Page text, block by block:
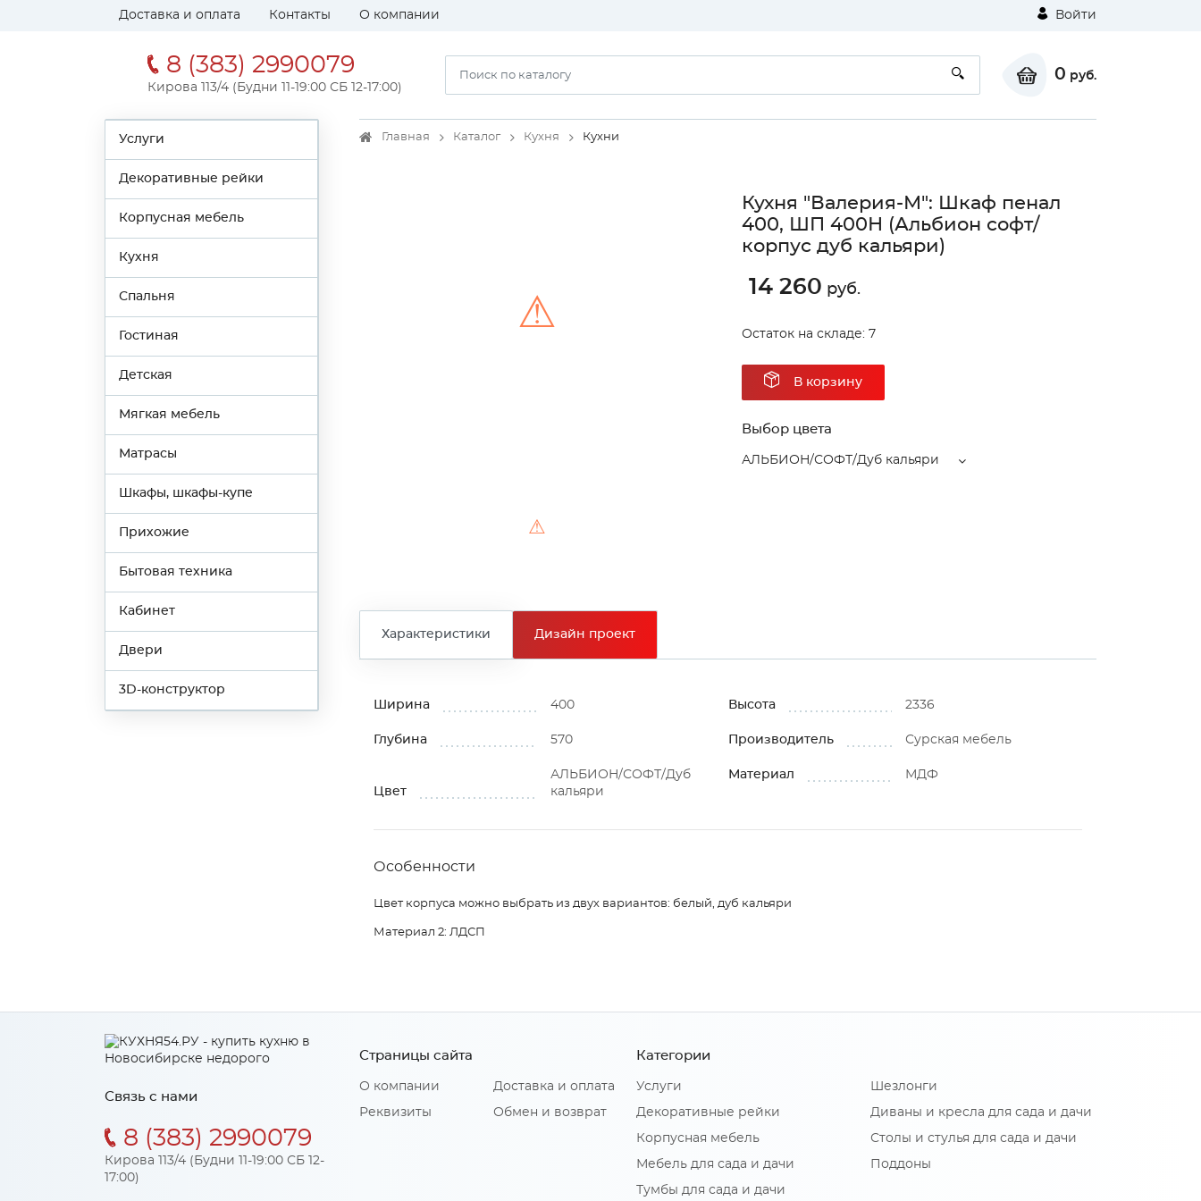
Доставка и оплата Контакты О компании Войти
8 (383) 2990079
Кирова 113/4 (Будни 11-19:00 СБ 12-17:00)
0 руб.
Услуги
Декоративные рейки
Корпусная мебель
Кухня
Спальня
Гостиная
Детская
Мягкая мебель
Матрасы
Шкафы, шкафы-купе
Прихожие
Бытовая техника
Кабинет
Двери
3D-конструктор
Главная Каталог Кухня Кухни
⚠
⚠
Кухня "Валерия-М": Шкаф пенал
400, ШП 400Н (Альбион софт/
корпус дуб кальяри)
14 260 руб.
Остаток на складе: 7
В корзину
Выбор цвета
АЛЬБИОН/СОФТ/Дуб кальяри
Характеристики Дизайн проект
Ширина 400 Высота 2336
Глубина 570 Производитель Сурская мебель
Цвет
АЛЬБИОН/СОФТ/Дуб
кальяри
Материал МДФ
Особенности
Цвет корпуса можно выбрать из двух вариантов: белый, дуб кальяри
Материал 2: ЛДСП
Связь с нами
8 (383) 2990079
Кирова 113/4 (Будни 11-19:00 СБ 12-
17:00)
Страницы сайта
О компании
Реквизиты
Доставка и оплата
Обмен и возврат
Категории
Услуги
Декоративные рейки
Корпусная мебель
Мебель для сада и дачи
Тумбы для сада и дачи
Шезлонги
Диваны и кресла для сада и дачи
Столы и стулья для сада и дачи
Поддоны